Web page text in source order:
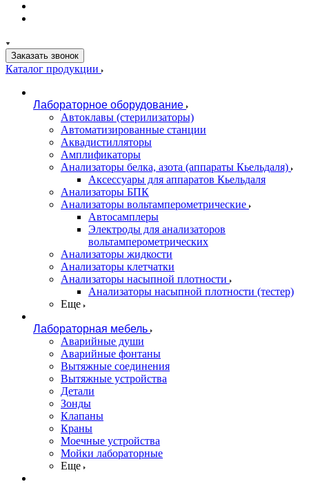
Заказать звонок
Каталог продукции
Лабораторное оборудование
Автоклавы (стерилизаторы)
Автоматизированные станции
Аквадистилляторы
Амплификаторы
Анализаторы белка, азота (аппараты Кьельдаля)
Аксессуары для аппаратов Кьельдаля
Анализаторы БПК
Анализаторы вольтамперометрические
Автосамплеры
Электроды для анализаторов
вольтамперометрических
Анализаторы жидкости
Анализаторы клетчатки
Анализаторы насыпной плотности
Анализаторы насыпной плотности (тестер)
Еще
Лабораторная мебель
Аварийные души
Аварийные фонтаны
Вытяжные соединения
Вытяжные устройства
Детали
Зонды
Клапаны
Краны
Моечные устройства
Мойки лабораторные
Еще